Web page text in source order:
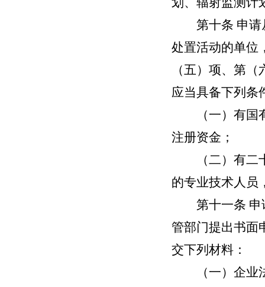
第十条 申请
处置活动的单位
（五）项、第
应当具备下列条
（一）有国有
注册资金；
（二）有二十
的专业技术人员
第十一条 申
管部门提出书面
交下列材料：
（一）企业法